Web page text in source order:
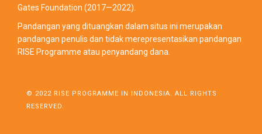
Gates Foundation (2017—2022).
Pandangan yang dituangkan dalam situs ini merupakan
pandangan penulis dan tidak merepresentasikan pandangan
RISE Programme atau penyandang dana.
© 2022 RISE PROGRAMME IN INDONESIA. ALL RIGHTS
RESERVED.